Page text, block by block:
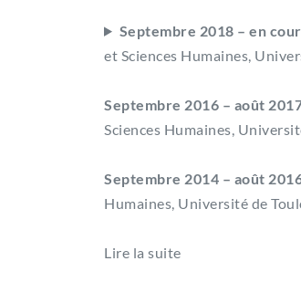
Septembre 2018 – en
et Sciences Humaines,
Septembre 2016 – août
Sciences Humaines,
Septembre 2014 – août
Humaines, Université de
Lire la suite